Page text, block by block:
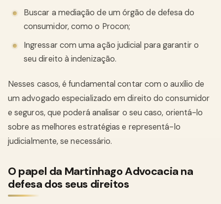
Buscar a mediação de um órgão de defesa do
consumidor, como o Procon;
Ingressar com uma ação judicial para garantir o
seu direito à indenização.
Nesses casos, é fundamental contar com o auxílio de
um advogado especializado em direito do consumidor
e seguros, que poderá analisar o seu caso, orientá-lo
sobre as melhores estratégias e representá-lo
judicialmente, se necessário.
O papel da Martinhago Advocacia na
defesa dos seus direitos